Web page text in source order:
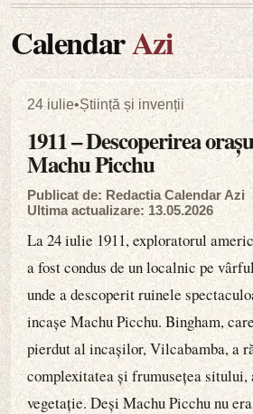
CalendarAzi
24 iulie•Știință și invenții
1911 – Descoperirea
Machu Picchu
Publicat de: Redactia Calendar Azi
Ultima actualizare: 13.05.2026
La 24 iulie 1911, exploratorul
a fost condus de un localnic pe
unde a descoperit ruinele
incașe Machu Picchu. Bingham,
pierdut al incașilor, Vilcabamba, a
complexitatea și frumusețea sitului,
vegetație. Deși Machu Picchu nu